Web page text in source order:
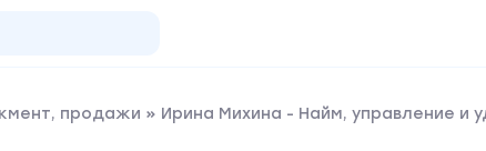
продажи » Ирина Михина - Найм, управление